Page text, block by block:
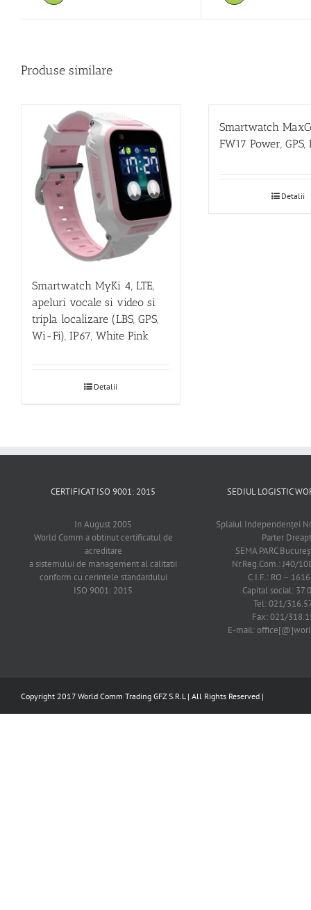
Produse similare
Smartwatch MyKi 4, LTE,
apeluri vocale si video si
tripla localizare (LBS, GPS,
Wi-Fi), IP67, White Pink
Detalii
Smartwatch
FW17 Power, GPS,
Detalii
CERTIFICAT ISO 9001: 2015
In August 2005
World Comm a obtinut certificatul de
acreditare
a sistemului de management al calitatii
conform cu cerintele standardului
ISO 9001: 2015
SEDIUL LOGISTIC
Splaiul Independenţei
Parter
SEMA PARC
Nr.Reg.Com.: J40/
C.I.F.: RO –
Capital social:
Tel: 021/
Fax: 021/
E-mail:
Copyright 2017 World Comm Trading GFZ S.R.L | All Rights Reserved |